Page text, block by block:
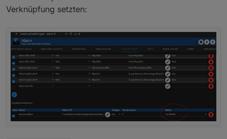
Verknüpfung setzten: